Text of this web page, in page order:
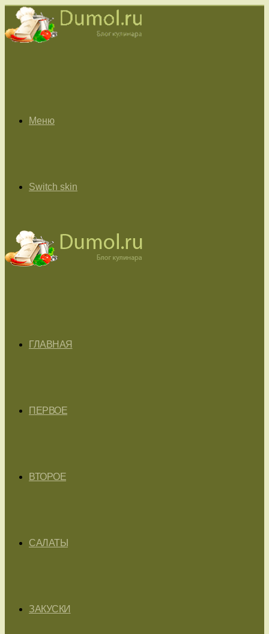
Меню
Switch skin
ГЛАВНАЯ
ПЕРВОЕ
ВТОРОЕ
САЛАТЫ
ЗАКУСКИ